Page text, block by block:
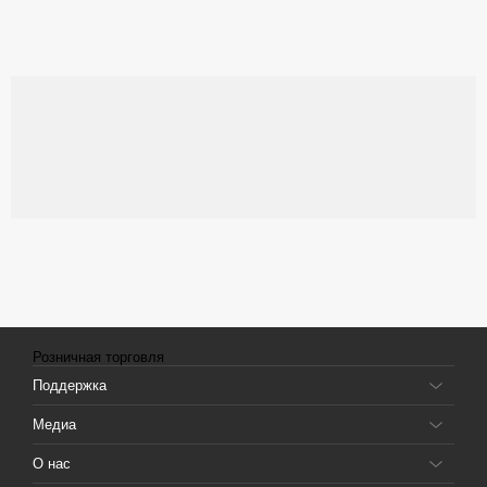
Розничная торговля
Поддержка
Медиа
О нас